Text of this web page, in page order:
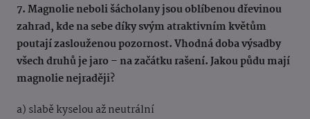
7. Magnolie neboli šácholany jsou oblíbenou dřevinou
zahrad, kde na sebe díky svým atraktivním květům
poutají zaslouženou pozornost. Vhodná doba výsadby
všech druhů je jaro – na začátku rašení. Jakou půdu mají
magnolie nejraději?
a) slabě kyselou až neutrální